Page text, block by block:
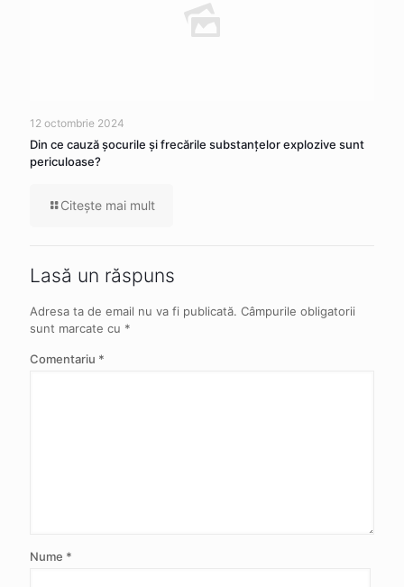
12 octombrie 2024
Din ce cauză şocurile şi frecările substanţelor explozive sunt
periculoase?
Citeşte mai mult
Lasă un răspuns
Adresa ta de email nu va fi publicată. Câmpurile obligatorii
sunt marcate cu *
Comentariu *
Nume *